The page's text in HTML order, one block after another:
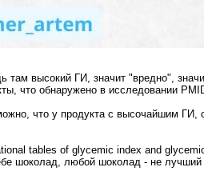
там высокий ГИ, значит "вредно",
что обнаружено в исследовании
что у продукта с высочайшим
tables of glycemic index and
любой шоколад - не лучший